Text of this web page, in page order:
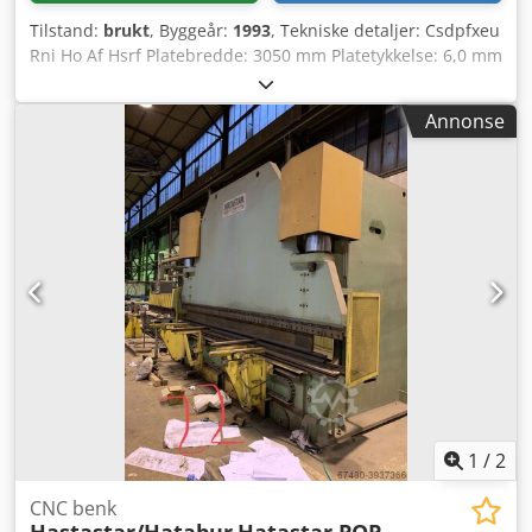
bruksanvisning + koblingsskjema etc. Ytterligere tekniske
data: - Innstillingshastighet X-akse: 500 mm/sek. -
Innstillingshastighet R-akse: 300 mm/sek. -
Innstillingshastighet Z-akse: 1000 mm/sek. - Vandring X-
akse: maks. 600 mm - Vandring R-akse: maks. 250 mm
Tilstand: brukt, Byggeår: 1993, Tekniske detaljer: Csdpfxeu
Rni Ho Af Hsrf Platebredde: 3050 mm Platetykkelse: 6,0 mm
Stenderavstand: 3460 mm Slag/min: min./maks.: 9 / 17
slag/min Bakanslag: 750 mm (motorisert) Klippevinkel: 0,5°
- 3,0° Klippeglippejustering: manuell Nedholdere: 18 stk
(hydraulisk) Bordstørrelse: 380 x 3100 mm Total
tilkoblingseffekt: 7,5 kW Maskinvekt ca.: 4,56 t
Maskindimensjoner: L: 3,64 x B: 2,55 x H: 1,58 m Utstyr: -
med sideanlegg L: 1000 x B: 100 x H: 60 mm og anslagslist
990 mm, med 8 stk opplegg -Betjening via betjeningspanel
og fotpedal -Belysning av klippesone -Slagteller -
Maskinføtter I.D.
Annonse
1 /2
CNC benk